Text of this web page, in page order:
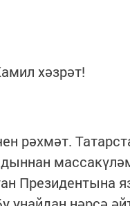
хәзрәт!
рәхмәт.
Президентына